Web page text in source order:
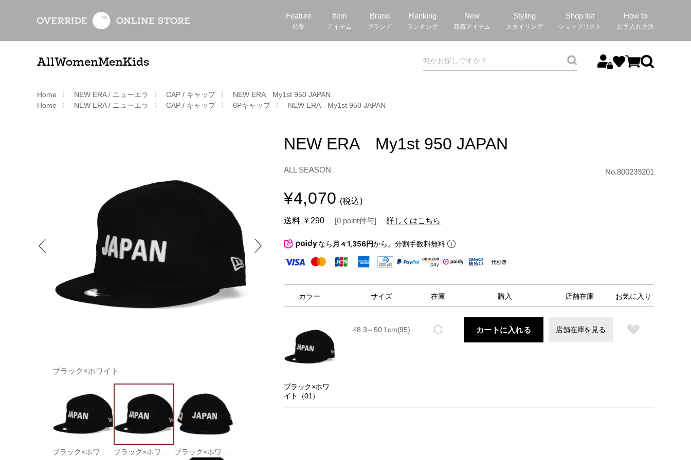
Feature
特集
Item
アイテム
Brand
ブランド
Ranking
ランキング
New
新着アイテム
Styling
スタイリング
Shop list
ショップリスト
How to
お手入れ方法
AllWomenMenKids
Home 〉 NEW ERA / ニューエラ 〉 CAP / キャップ 〉
NEW ERA My1st 950 JAPAN
Home
〉 NEW ERA / ニューエラ 〉 CAP / キャップ 〉 6Pキャップ 〉 NEW ERA My1st 950 JAPAN
ブラック×ホワイト
NEW ERA My1st 950 JAPAN
ALL SEASON No.800239201
¥4,070 (税込)
送料 ￥290 [0 point付与] 詳しくはこちら
なら 月々1,356円から。分割手数料無料
カラー サイズ 在庫 購入 店舗在庫 お気に入り
ブラック×ホワ
イト（01）
48.3～50.1cm(95) 〇 カートに入れる 店舗在庫を見る